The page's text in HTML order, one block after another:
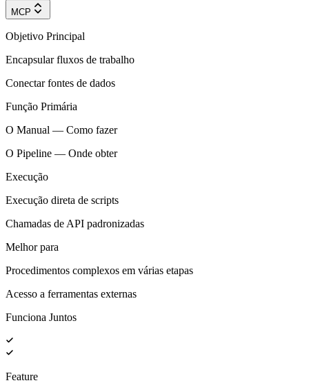
MCP
Objetivo Principal
Encapsular fluxos de trabalho
Conectar fontes de dados
Função Primária
O Manual — Como fazer
O Pipeline — Onde obter
Execução
Execução direta de scripts
Chamadas de API padronizadas
Melhor para
Procedimentos complexos em várias etapas
Acesso a ferramentas externas
Funciona Juntos
Feature